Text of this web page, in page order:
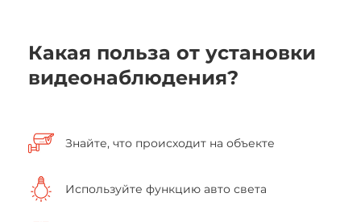
Какая польза от установки
видеонаблюдения?
Знайте, что происходит на объекте
Используйте функцию авто света